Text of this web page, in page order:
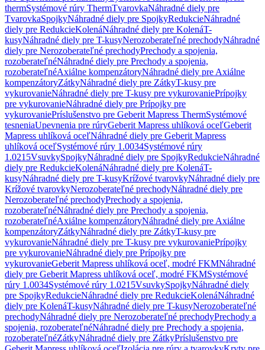
thermSystémové rúry ThermTvarovkaNáhradné diely pre
TvarovkaSpojkyNáhradné diely pre SpojkyRedukcieNáhradné
diely pre RedukcieKolenáNáhradné diely pre KolenáT-
kusyNáhradné diely pre T-kusyNerozoberateľné prechodyNáhradné
diely pre Nerozoberateľné prechodyPrechody a spojenia,
rozoberateľnéNáhradné diely pre Prechody a spojenia,
rozoberateľnéAxiálne kompenzátoryNáhradné diely pre Axiálne
kompenzátoryZátkyNáhradné diely pre ZátkyT-kusy pre
vykurovanieNáhradné diely pre T-kusy pre vykurovaniePrípojky
pre vykurovanieNáhradné diely pre Prípojky pre
vykurovaniePríslušenstvo pre Geberit Mapress ThermSystémové
tesneniaUpevnenia pre rúryGeberit Mapress uhlíková oceľGeberit
Mapress uhlíková oceľNáhradné diely pre Geberit Mapress
uhlíková oceľSystémové rúry 1.0034Systémové rúry
1.0215VsuvkySpojkyNáhradné diely pre SpojkyRedukcieNáhradné
diely pre RedukcieKolenáNáhradné diely pre KolenáT-
kusyNáhradné diely pre T-kusyKrížové tvarovkyNáhradné diely pre
Krížové tvarovkyNerozoberateľné prechodyNáhradné diely pre
Nerozoberateľné prechodyPrechody a spojenia,
rozoberateľnéNáhradné diely pre Prechody a spojenia,
rozoberateľnéAxiálne kompenzátoryNáhradné diely pre Axiálne
kompenzátoryZátkyNáhradné diely pre ZátkyT-kusy pre
vykurovanieNáhradné diely pre T-kusy pre vykurovaniePrípojky
pre vykurovanieNáhradné diely pre Prípojky pre
vykurovanieGeberit Mapress uhlíková oceľ, modré FKMNáhradné
diely pre Geberit Mapress uhlíková oceľ, modré FKMSystémové
rúry 1.0034Systémové rúry 1.0215VsuvkySpojkyNáhradné diely
pre SpojkyRedukcieNáhradné diely pre RedukcieKolenáNáhradné
diely pre KolenáT-kusyNáhradné diely pre T-kusyNerozoberateľné
prechodyNáhradné diely pre Nerozoberateľné prechodyPrechody a
spojenia, rozoberateľnéNáhradné diely pre Prechody a spojenia,
rozoberateľnéZátkyNáhradné diely pre ZátkyPríslušenstvo pre